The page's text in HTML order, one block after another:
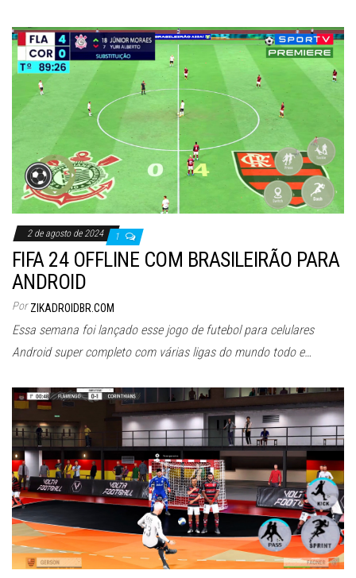
2 de agosto de 2024 1
FIFA 24 OFFLINE COM BRASILEIRÃO PARA
ANDROID
Por ZIKADROIDBR.COM
Essa semana foi lançado esse jogo de futebol para celulares
Android super completo com várias ligas do mundo todo e…